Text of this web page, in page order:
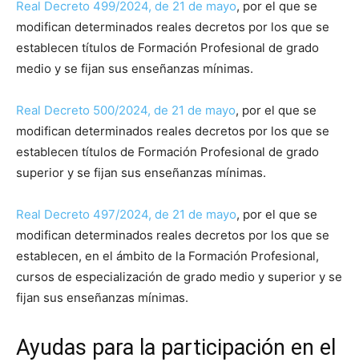
Real Decreto 499/2024, de 21 de mayo, por el que se
modifican determinados reales decretos por los que se
establecen títulos de Formación Profesional de grado
medio y se fijan sus enseñanzas mínimas.
Real Decreto 500/2024, de 21 de mayo, por el que se
modifican determinados reales decretos por los que se
establecen títulos de Formación Profesional de grado
superior y se fijan sus enseñanzas mínimas.
Real Decreto 497/2024, de 21 de mayo, por el que se
modifican determinados reales decretos por los que se
establecen, en el ámbito de la Formación Profesional,
cursos de especialización de grado medio y superior y se
fijan sus enseñanzas mínimas.
Ayudas para la participación en el